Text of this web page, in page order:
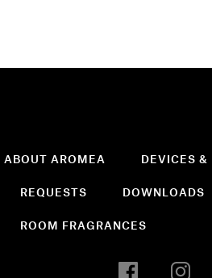
ABOUT AROMEA DEVICES &
REQUESTS DOWNLOADS
ROOM FRAGRANCES